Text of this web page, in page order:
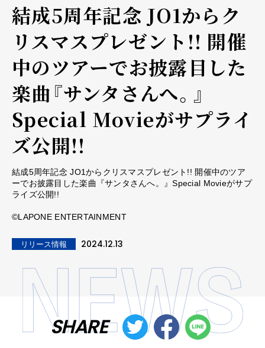
結成5周年記念 JO1からク
リスマスプレゼント!! 開催
中のツアーでお披露目した
楽曲『サンタさんへ。』
Special Movieがサプライ
ズ公開!!
結成5周年記念 JO1からクリスマスプレゼント!! 開催中のツア
ーでお披露目した楽曲『サンタさんへ。』Special Movieがサプ
ライズ公開!!
©LAPONE ENTERTAINMENT
リリース情報 2024.12.13
SHARE